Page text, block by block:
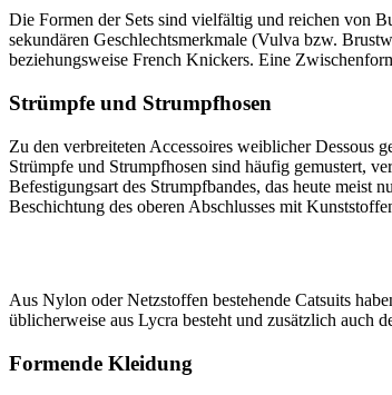
Die Formen der Sets sind vielfältig und reichen von
sekundären Geschlechtsmerkmale (Vulva bzw.
beziehungsweise French Knickers. Eine
Strümpfe und Strumpfhosen
Zu den verbreiteten Accessoires weiblicher Dessous
Strümpfe und Strumpfhosen sind häufig gemustert,
Befestigungsart des Strumpfbandes, das heute
Beschichtung des oberen Abschlusses mit
Aus Nylon oder Netzstoffen bestehende Catsuits
üblicherweise aus Lycra besteht und zusätzlich auch
Formende Kleidung